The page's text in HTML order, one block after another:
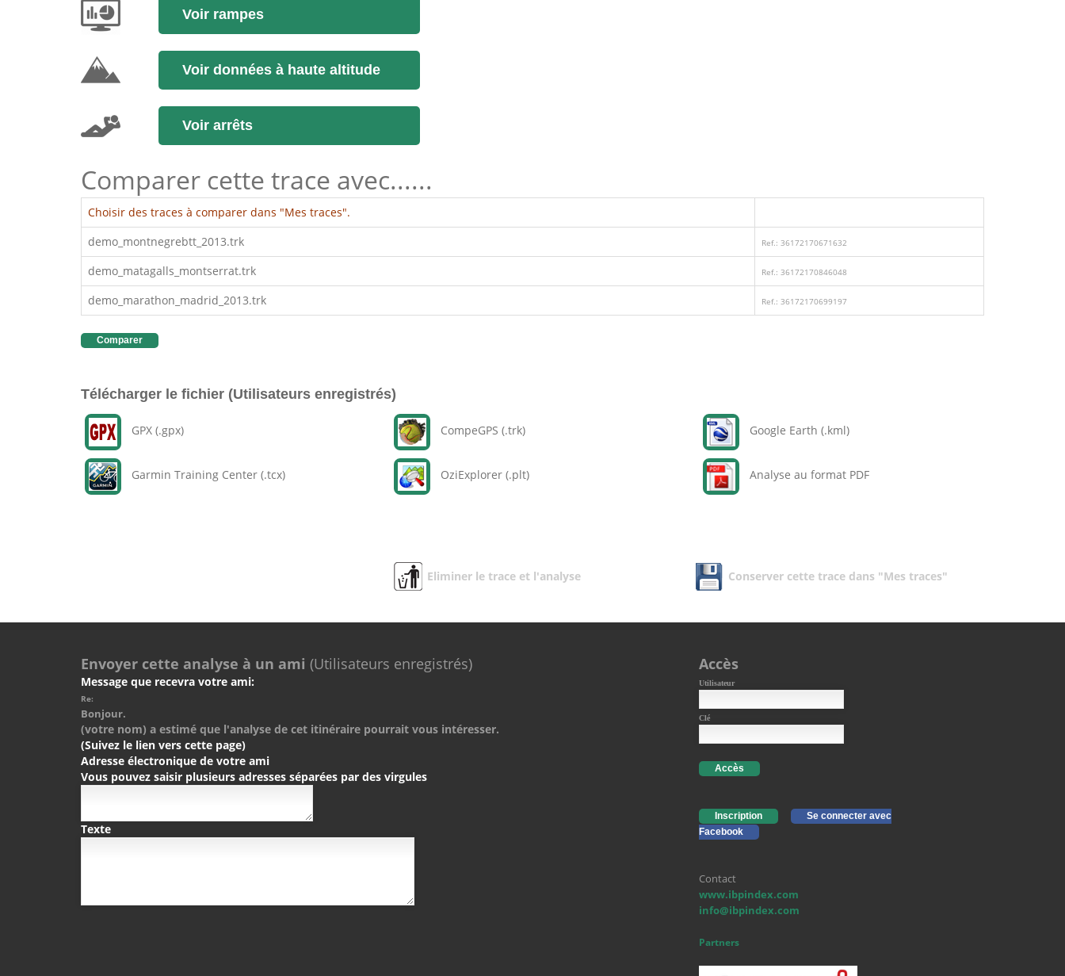
Voir rampes
Voir données à haute altitude
Voir arrêts
Comparer cette trace avec......
Choisir des traces à comparer dans "Mes traces".
demo_montnegrebtt_2013.trk
Ref.: 36172170671632
demo_matagalls_montserrat.trk Ref.: 36172170846048
demo_marathon_madrid_2013.trk Ref.: 36172170699197
Comparer
Télécharger le fichier (Utilisateurs enregistrés)
GPX (.gpx)
Garmin Training Center (.tcx)
CompeGPS (.trk)
OziExplorer (.plt)
Google Earth (.kml)
Analyse au format PDF
Eliminer le trace et l'analyse Conserver cette trace dans "Mes traces"
Envoyer cette analyse à un ami (Utilisateurs enregistrés)
Message que recevra votre ami:
Re:
Bonjour.
(votre nom) a estimé que l'analyse de cet itinéraire pourrait vous intéresser.
(Suivez le lien vers cette page)
Adresse électronique de votre ami
Vous pouvez saisir plusieurs adresses séparées par des virgules
Texte
Accès
Utilisateur
Clé
Accès
Inscription
Se connecter avec
Facebook
Contact
www.ibpindex.com
info@ibpindex.com
Partners